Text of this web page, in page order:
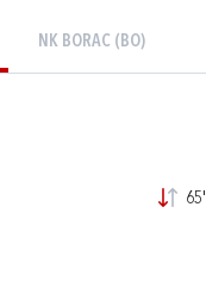
NK BORAC (BO)
65'